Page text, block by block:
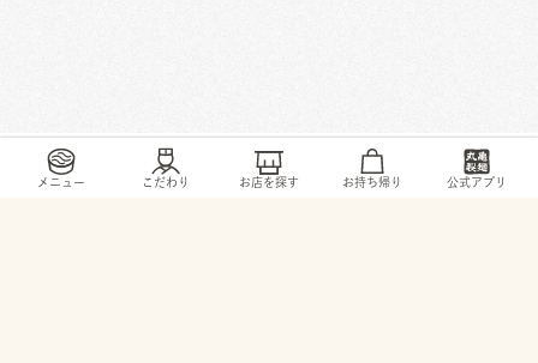
メニュー こだわり お店を探す お持ち帰り 公式アプリ
トップ / お店・ サービス / 千葉市 みつわ台2-14-7